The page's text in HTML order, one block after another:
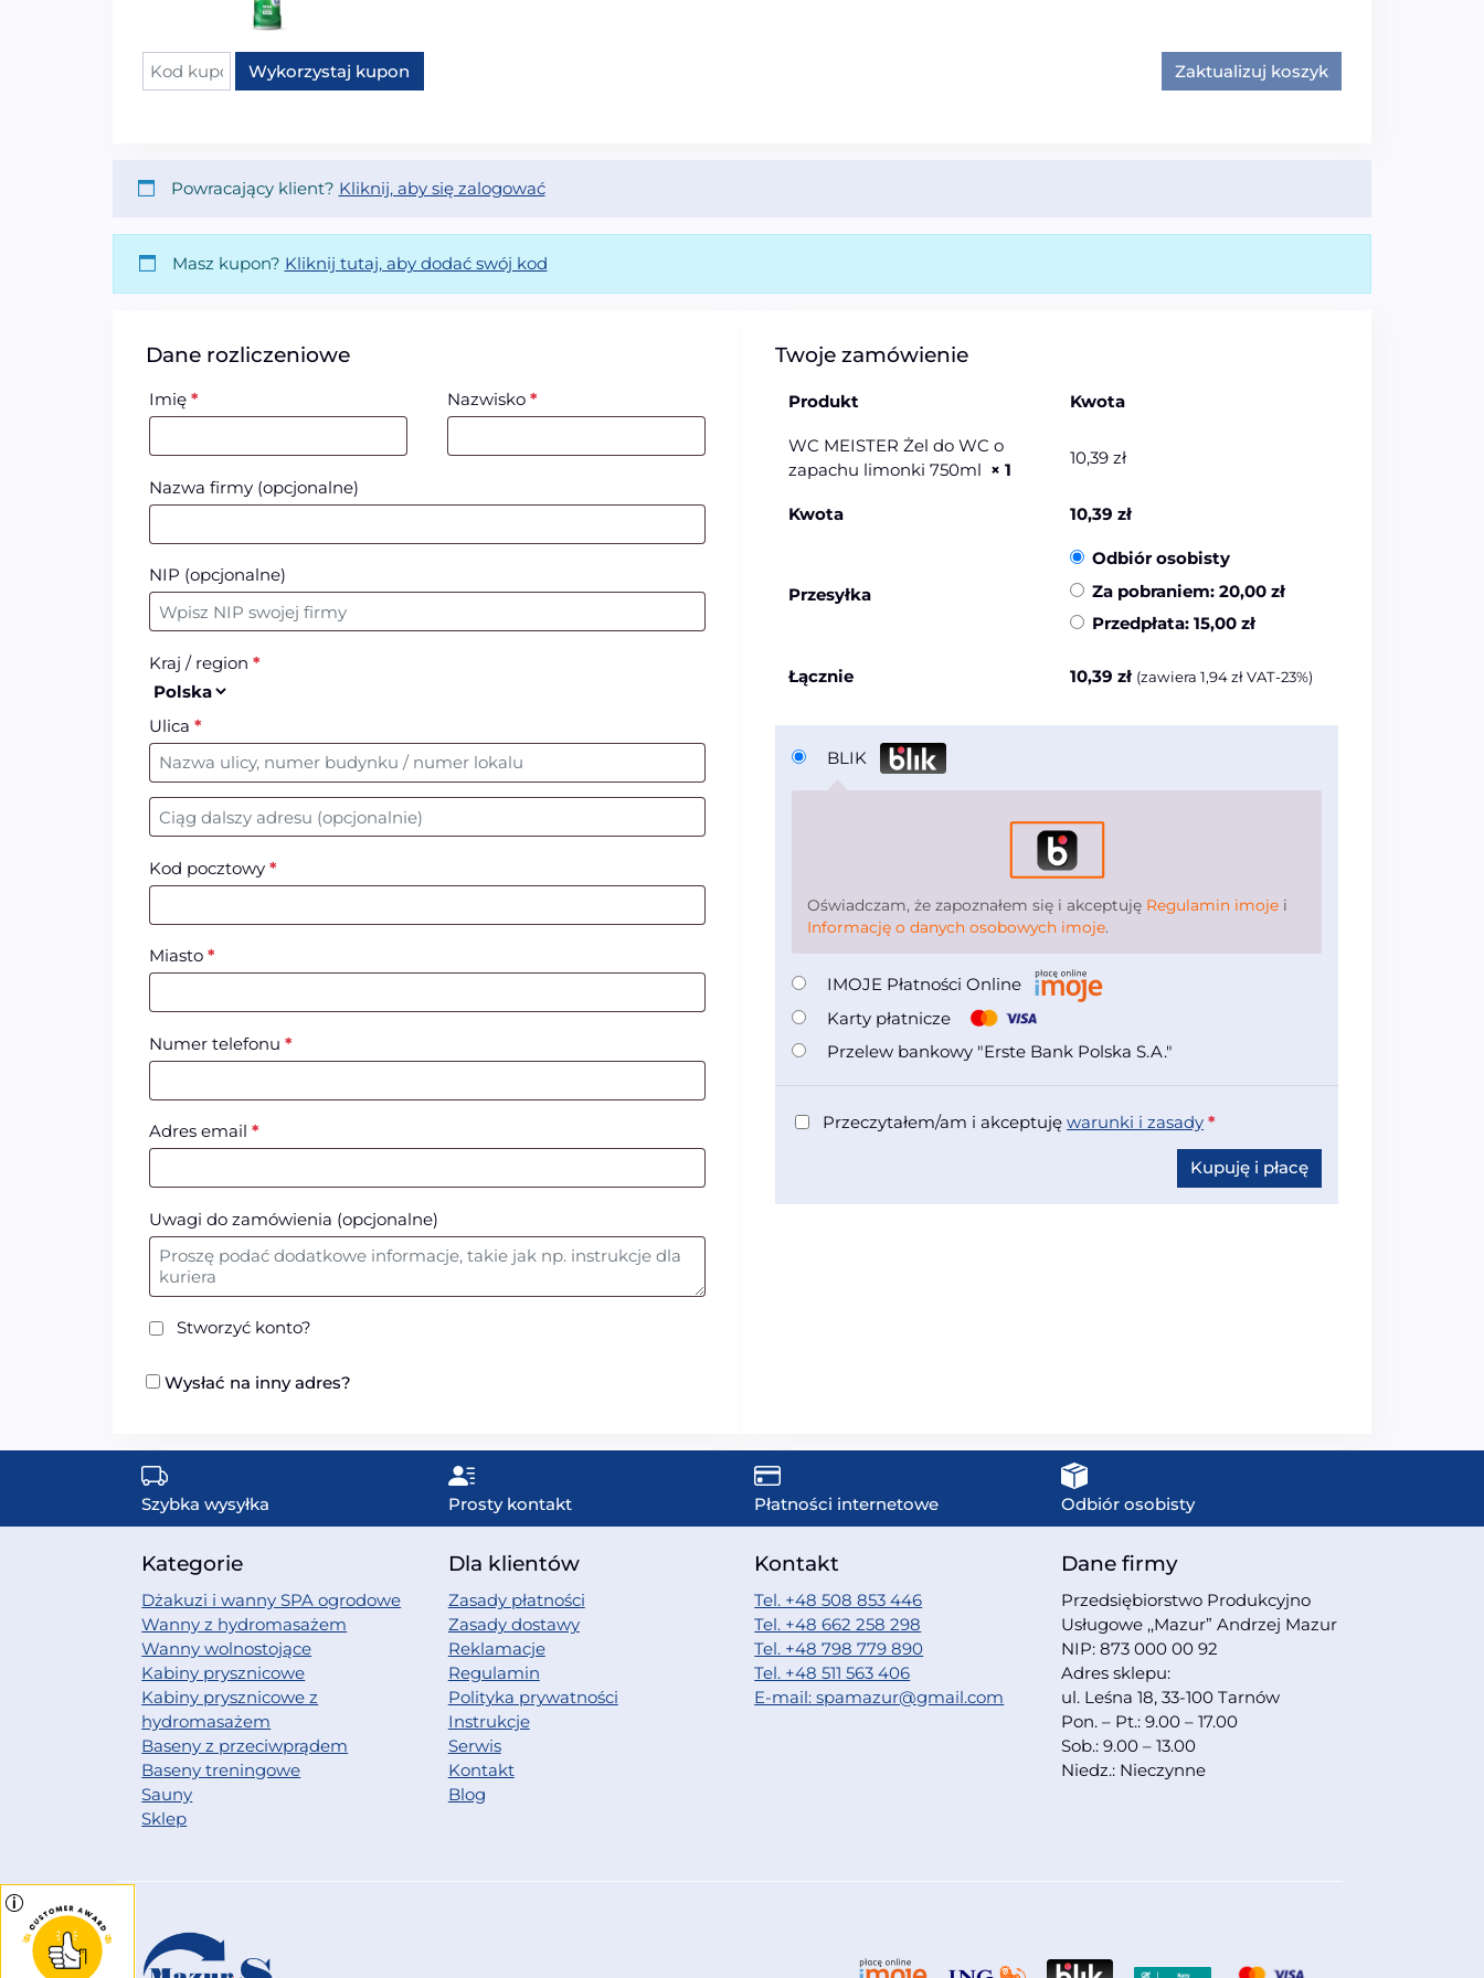
Kupon:
Wykorzystaj kupon Zaktualizuj koszyk
Powracający klient? Kliknij, aby się zalogować
Masz kupon? Kliknij tutaj, aby dodać swój kod
Dane rozliczeniowe
Imię * Nazwisko*
Nazwa firmy (opcjonalne)
NIP (opcjonalne)
Kraj / region *
Ulica *
Nr mieszkania, lokalu, itp. (opcjonalne)
Kod pocztowy *
Miasto *
Numer telefonu *
Adres email *
Uwagi do zamówienia (opcjonalne)
Stworzyć konto?
Wysłać na inny adres?
Twoje zamówienie
Produkt Kwota
WC MEISTER Żel do WC o
zapachu limonki 750ml × 1
10,39 zł
Kwota 10,39 zł
Przesyłka
Odbiór osobisty
Za pobraniem: 20,00 zł
Przedpłata: 15,00 zł
Łącznie 10,39 zł (zawiera 1,94złVAT-23%)
BLIK
Oświadczam, że zapoznałem się i akceptuję Regulamin imojei
Informację o danych osobowych imoje.
IMOJE Płatności Online
Karty płatnicze
Przelew bankowy "Erste Bank Polska S.A."
Przeczytałem/am i akceptuję warunki i zasady *
Kupuję i płacę
Szybka wysyłka Prosty kontakt Płatności internetowe Odbiór osobisty
Kategorie
Dżakuzi i wanny SPA ogrodowe
Wanny z hydromasażem
Wanny wolnostojące
Kabiny prysznicowe
Kabiny prysznicowe z
hydromasażem
Baseny z przeciwprądem
Baseny treningowe
Sauny
Sklep
Dla klientów
Zasady płatności
Zasady dostawy
Reklamacje
Regulamin
Polityka prywatności
Instrukcje
Serwis
Kontakt
Blog
Kontakt
Tel. +48 508 853 446
Tel. +48 662 258 298
Tel. +48 798 779 890
Tel. +48 511 563 406
E-mail: spamazur@gmail.com
Dane firmy
Przedsiębiorstwo Produkcyjno
Usługowe ,,Mazur” Andrzej Mazur
NIP: 873 000 00 92
Adres sklepu:
ul. Leśna 18, 33-100 Tarnów
Pon. – Pt.: 9.00 – 17.00
Sob.: 9.00 – 13.00
Niedz.: Nieczynne